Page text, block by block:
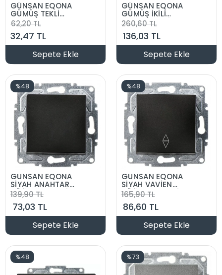
GÜNSAN EQONA
GÜMÜŞ TEKLİ
ÇERÇEVE
62,20 TL
32,47 TL
Sepete Ekle
GÜNSAN EQONA
GÜMÜŞ İKİLİ
TOPRAKLI PRİZ
DÜĞME MEKANİZMA
SIVAALTI
260,60 TL
136,03 TL
Sepete Ekle
%48
GÜNSAN EQONA
SİYAH ANAHTAR
DÜĞME MEKANİZMA
139,90 TL
73,03 TL
Sepete Ekle
%48
GÜNSAN EQONA
SİYAH VAVİEN
DÜĞME MEKANİZMA
165,90 TL
86,60 TL
Sepete Ekle
%48 %73